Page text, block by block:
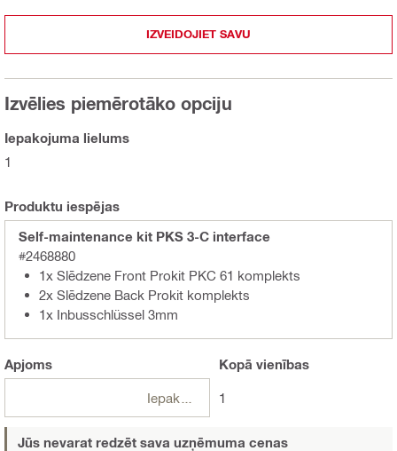
IZVEIDOJIET SAVU
Izvēlies piemērotāko opciju
Iepakojuma lielums
1
Produktu iespējas
Self-maintenance kit PKS 3-C interface
#2468880
1x Slēdzene Front Prokit PKC 61 komplekts
2x Slēdzene Back Prokit komplekts
1x Inbusschlüssel 3mm
Apjoms Kopā vienības
1
Jūs nevarat redzēt sava uzņēmuma cenas